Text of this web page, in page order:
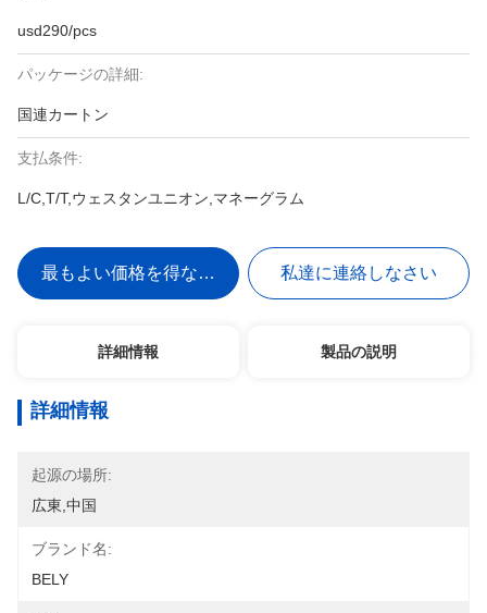
usd290/pcs
パッケージの詳細:
国連カートン
支払条件:
L/C,T/T,ウェスタンユニオン,マネーグラム
最もよい価格を得なさい 私達に連絡しなさい
詳細情報 製品の説明
詳細情報
起源の場所:
広東,中国
ブランド名:
BELY